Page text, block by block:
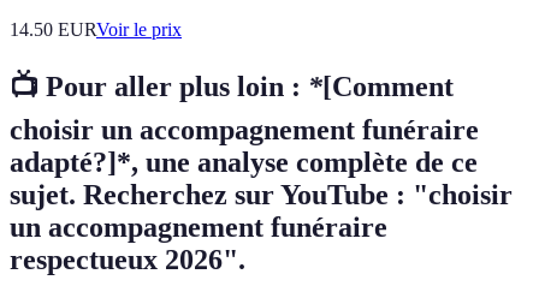
14.50 EURVoir le prix
📺 Pour aller plus loin : *[Comment
choisir un accompagnement funéraire
adapté?]*, une analyse complète de ce
sujet. Recherchez sur YouTube : "choisir
un accompagnement funéraire
respectueux 2026".